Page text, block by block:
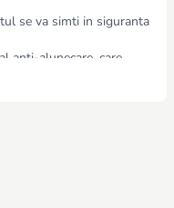
se va simti in siguranta
anti-alunecare, care
si stabilitate